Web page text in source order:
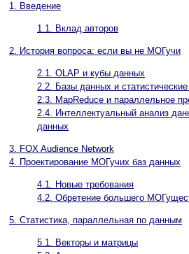
1. Введение
1.1. Вклад авторов
2. История вопроса: если вы не МОГучи
2.1. OLAP и кубы данных
2.2. Базы данных и
2.3. MapReduce и параллельное
2.4. Интеллектуальный анализ
данных
3. FOX Audience Network
4. Проектирование МОГучих баз данных
4.1. Новые требования
4.2. Обретение большего
5. Статистика, параллельная по данным
5.1. Векторы и матрицы